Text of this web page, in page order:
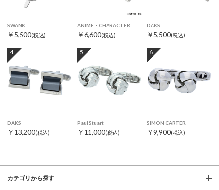
SWANK
￥5,500(税込)
ANIME・CHARACTER
￥6,600(税込)
DAKS
￥5,500(税込)
4
DAKS
￥13,200(税込)
5
Paul Stuart
￥11,000(税込)
6
SIMON CARTER
￥9,900(税込)
カテゴリから探す